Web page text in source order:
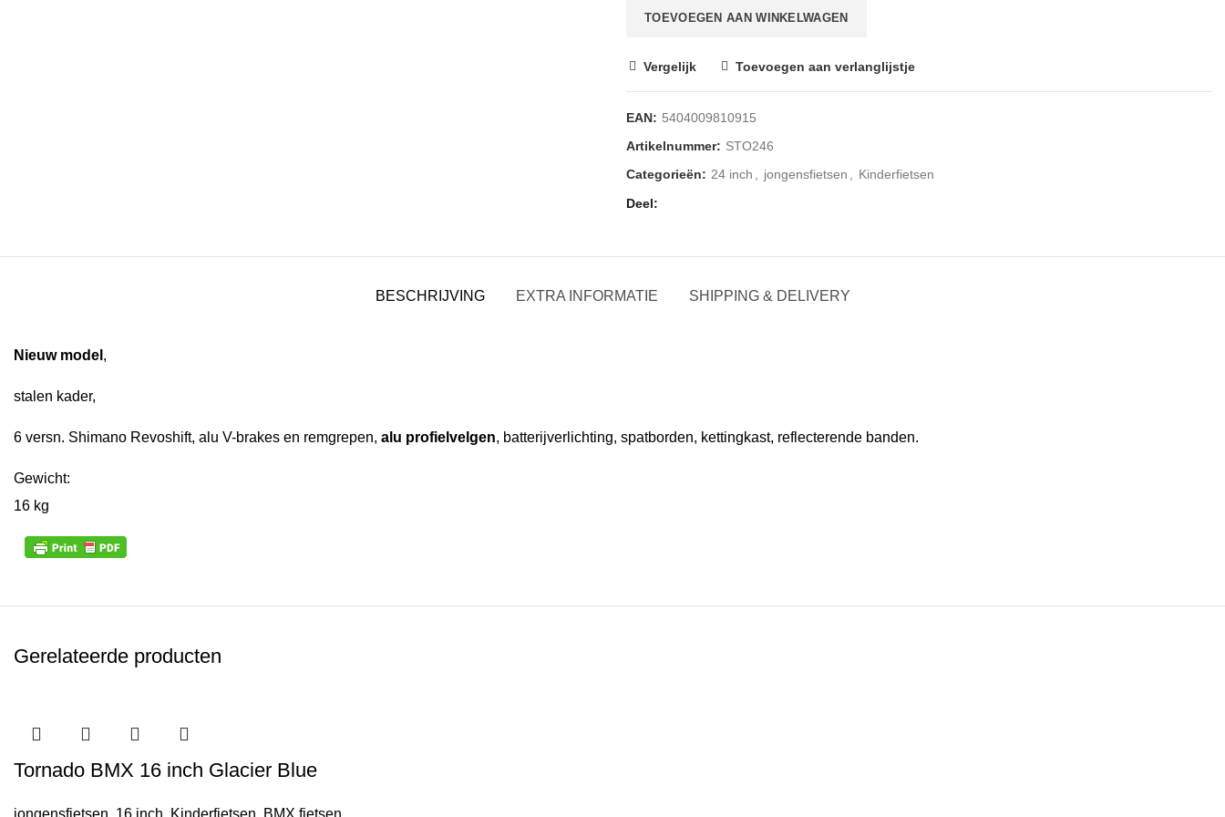
TOEVOEGEN AAN WINKELWAGEN
Vergelijk Toevoegen aan verlanglijstje
EAN: 5404009810915
Artikelnummer: STO246
Categorieën: 24 inch jongensfietsen Kinderfietsen
Deel
BESCHRIJVING EXTRA INFORMATIE SHIPPING & DELIVERY
Nieuw model ,
stalen kader,
6 versn. Shimano Revoshift, alu V-brakes en remgrepen, alu profielvelgen, batterijverlichting, spatborden, kettingkast, reflecterende banden.
Gewicht:
16 kg
Gerelateerde producten
Tornado BMX 16 inch Glacier Blue
jongensfietsen 16 inch Kinderfietsen BMX fietsen